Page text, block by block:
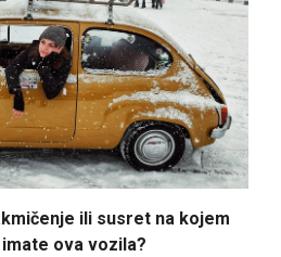
ili susret na kojem
ova vozila?